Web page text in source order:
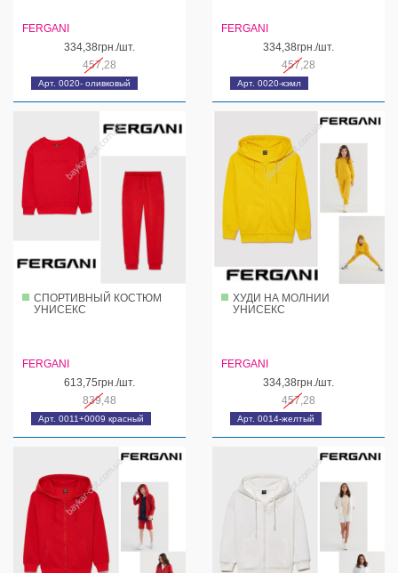
Арт. 0020- оливковый
FERGANI
334,38грн./шт.
457,28
Арт. 0020-кэмл
FERGANI
334,38грн./шт.
457,28
Арт. 0011+0009 красный
СПОРТИВНЫЙ КОСТЮМ
УНИСЕКС
FERGANI
613,75грн./шт.
839,48
Арт. 0014-желтый
ХУДИ НА МОЛНИИ
УНИСЕКС
FERGANI
334,38грн./шт.
457,28